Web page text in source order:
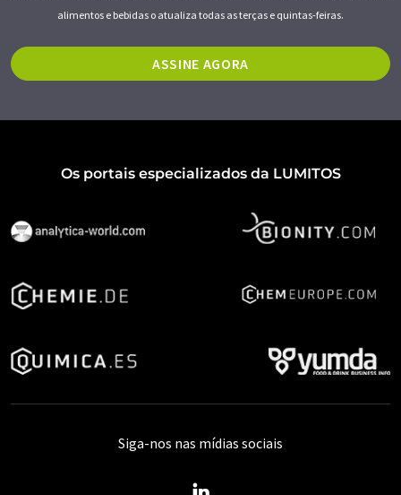
alimentos e bebidas o atualiza todas as terças e quintas-feiras.
ASSINE AGORA
Os portais especializados da LUMITOS
Siga-nos nas mídias sociais